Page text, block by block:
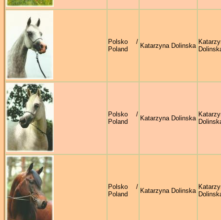
Polsko /
Poland
Katarzyna Dolinska
Polsko /
Poland
Katarzyna Dolinska
Polsko /
Poland
Katarzyna Dolinska